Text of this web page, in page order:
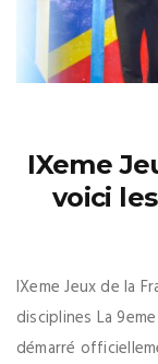
IXeme
voici
IXeme Jeux de la
disciplines La
démarré